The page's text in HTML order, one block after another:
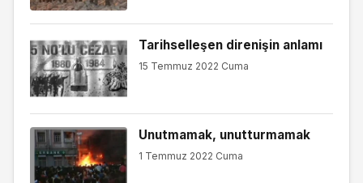
Tarihselleşen direnişin anlamı
15 Temmuz 2022 Cuma
Unutmamak, unutturmamak
1 Temmuz 2022 Cuma